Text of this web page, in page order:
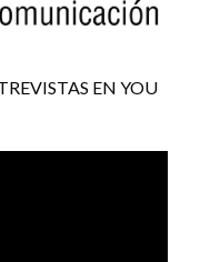
EN YOU